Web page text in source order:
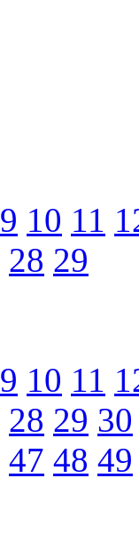
9 10 11
28 29
9 10 11
28 29 30
47 48 49